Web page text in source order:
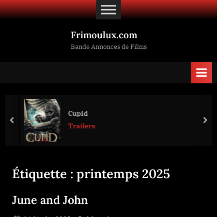
Skip
to
Frimoulux.com
Bande Annonces de Films
Cupid
Trailers
prev
Étiquette : printemps 2025
June and John